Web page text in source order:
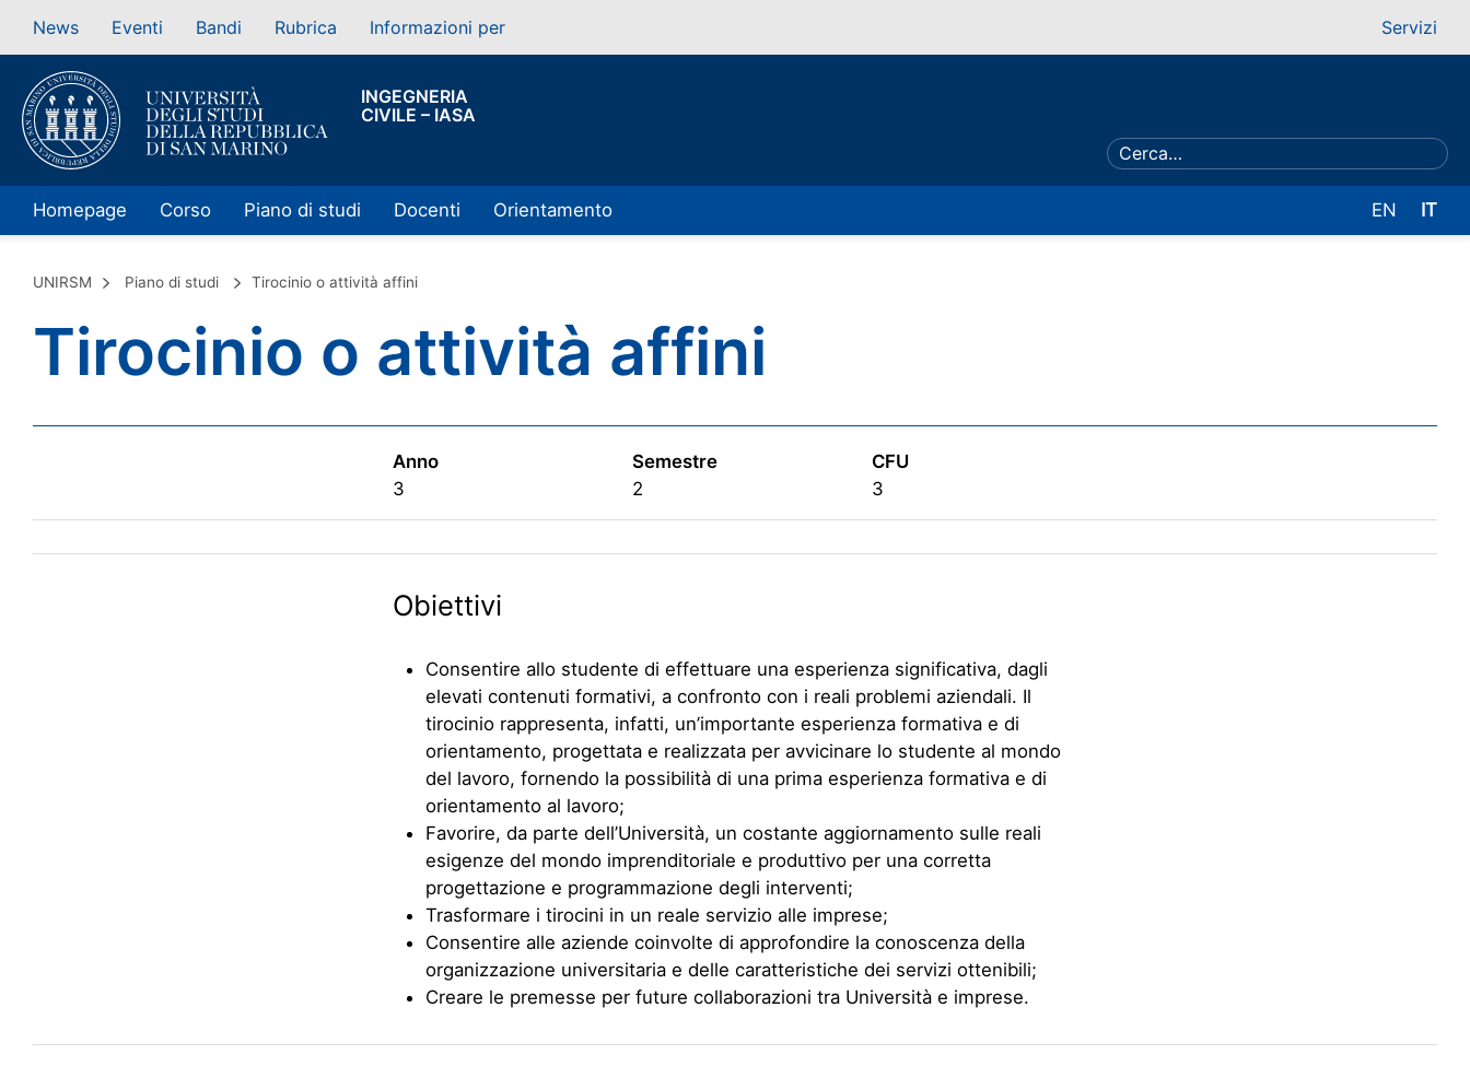
News Eventi Bandi Rubrica Informazioni per Servizi
INGEGNERIA
CIVILE – IASA
Homepage Corso Piano di studi Docenti Orientamento EN IT
UNIRSM Piano di studi Tirocinio o attività affini
Tirocinio o attività affini
Anno
3
Semestre
2
CFU
3
Obiettivi
Consentire allo studente di effettuare una esperienza significativa, dagli
elevati contenuti formativi, a confronto con i reali problemi aziendali. Il
tirocinio rappresenta, infatti, un’importante esperienza formativa e di
orientamento, progettata e realizzata per avvicinare lo studente al mondo
del lavoro, fornendo la possibilità di una prima esperienza formativa e di
orientamento al lavoro;
Favorire, da parte dell’Università, un costante aggiornamento sulle reali
esigenze del mondo imprenditoriale e produttivo per una corretta
progettazione e programmazione degli interventi;
Trasformare i tirocini in un reale servizio alle imprese;
Consentire alle aziende coinvolte di approfondire la conoscenza della
organizzazione universitaria e delle caratteristiche dei servizi ottenibili;
Creare le premesse per future collaborazioni tra Università e imprese.